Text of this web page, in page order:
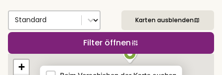
Filter öffnen
Sort by
Sort content Karten ausblenden
Map
+